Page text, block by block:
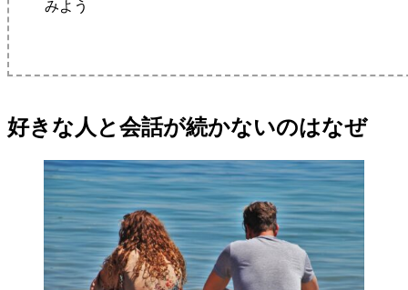
みよう
好きな人と会話が続かないのはなぜ